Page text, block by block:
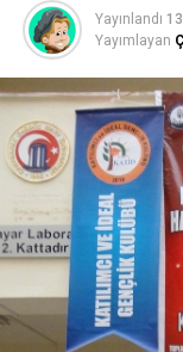
Yayınlandı
Yayımlayan